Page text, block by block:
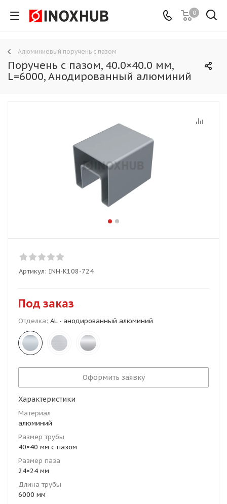
0
Алюминиевый поручень с пазом
Поручень с пазом, 40.0×40.0 мм,
L=6000, Анодированный алюминий
Артикул: INH-K108-724
Под заказ
Отделка: AL - анодированный алюминий
Оформить заявку
Характеристики
Материал
алюминий
Размер трубы
40×40 мм с пазом
Размер паза
24×24 мм
Длина трубы
6000 мм